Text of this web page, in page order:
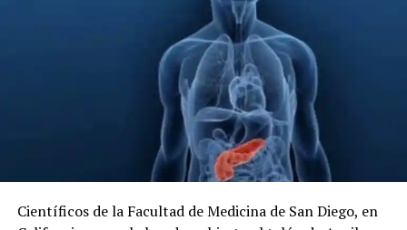
Científicos de la Facultad de Medicina de San Diego, en